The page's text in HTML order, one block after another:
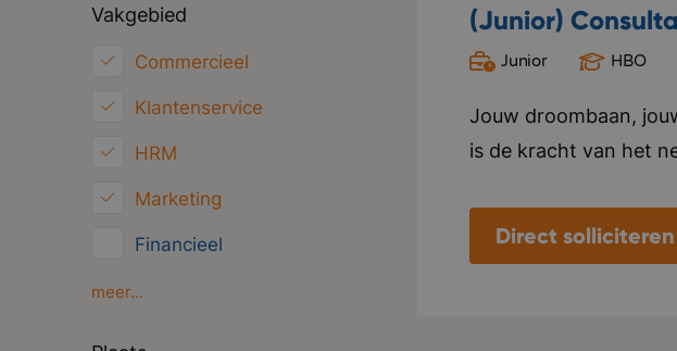
Vakgebied
Commercieel
Klantenservice
HRM
Marketing
Financieel
Inkoop/Logistiek
meer...
(Junior)
Junior HBO
Jouw droombaan,
is de kracht van het
ViaJou. Daarom zijn
Direct solliciteren